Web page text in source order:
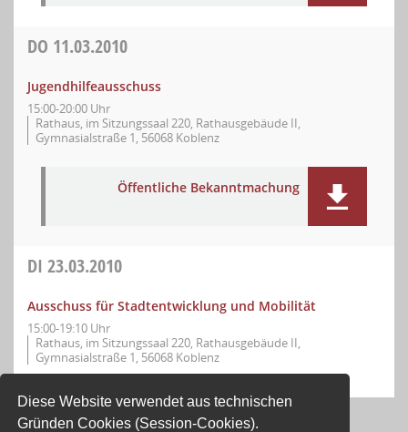
Diese Website verwendet aus technischen
Gründen Cookies (Session-Cookies).
DO 11.03.2010
Jugendhilfeausschuss
15:00-20:00 Uhr
Rathaus, im Sitzungssaal 220, Rathausgebäude II,
Gymnasialstraße 1, 56068 Koblenz
Öffentliche Bekanntmachung
DI 23.03.2010
Ausschuss für Stadtentwicklung und Mobilität
15:00-19:10 Uhr
Rathaus, im Sitzungssaal 220, Rathausgebäude II,
Gymnasialstraße 1, 56068 Koblenz